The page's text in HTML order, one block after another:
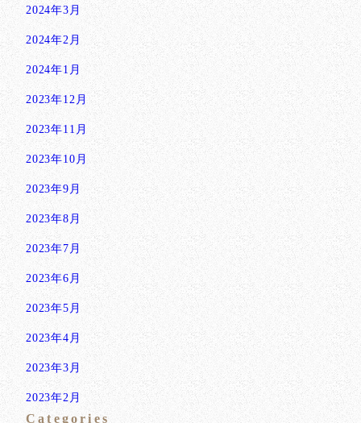
2024年3月
2024年2月
2024年1月
2023年12月
2023年11月
2023年10月
2023年9月
2023年8月
2023年7月
2023年6月
2023年5月
2023年4月
2023年3月
2023年2月
Categories